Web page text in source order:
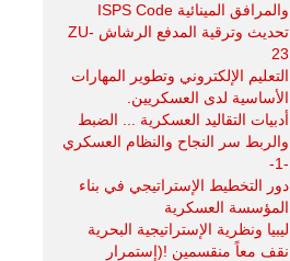
والمرافق المينائية ISPS Code
تحديث وترقية المدفع الرشاش ZU-
23
التعليم الإلكتروني وتطوير المهارات
الأساسية لدى العسكريين.
أدبيات التقاليد العسكرية ... الضبط
والربط سر النجاح والنظام العسكري
-1-
دور التخطيط الإستراتيجي في بناء
المؤسسة العسكرية
ليبيا ونظرية الإستراتيجية البحرية
نقف معاً منقسمين !(إستمرار